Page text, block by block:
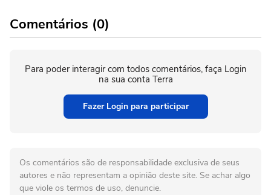
Comentários (0)
Para poder interagir com todos comentários, faça Login
na sua conta Terra
Fazer Login para participar
Os comentários são de responsabilidade exclusiva de seus
autores e não representam a opinião deste site. Se achar algo
que viole os termos de uso, denuncie.